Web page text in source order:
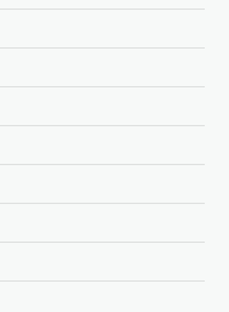
നൽകി. ഇന്ത്യ,
രാജ്യങ്ങൾക്ക്